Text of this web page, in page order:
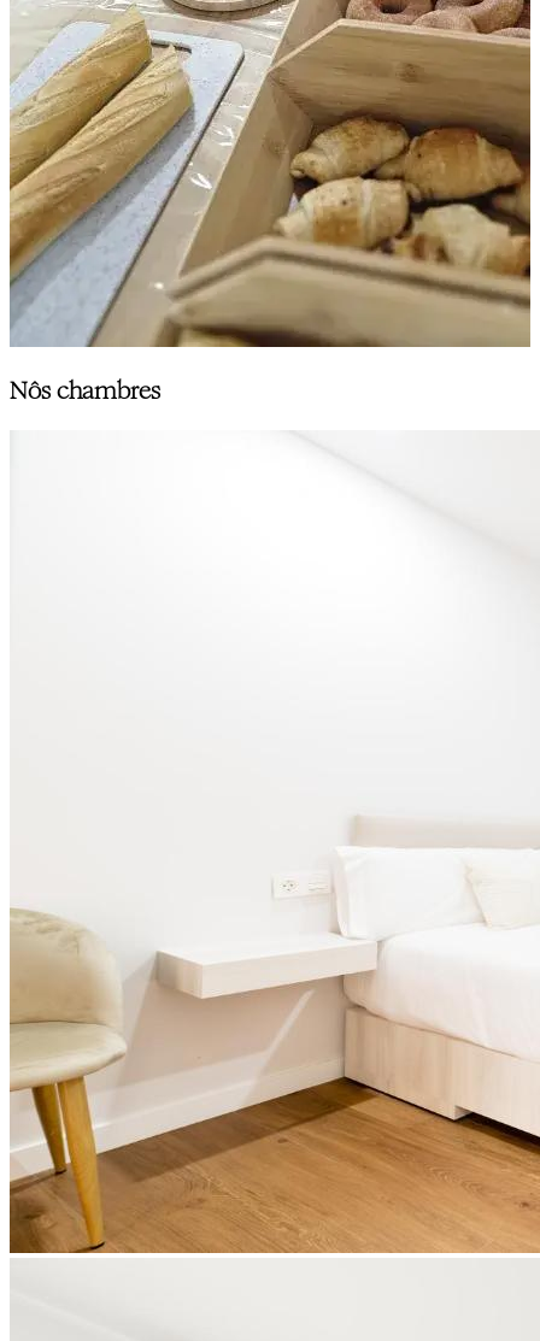
Nôs chambres